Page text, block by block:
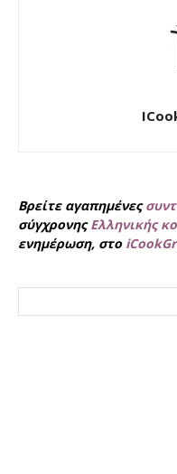
Βρείτε αγαπημένες
σύγχρονηςΕλληνικής
ενημέρωση, στο